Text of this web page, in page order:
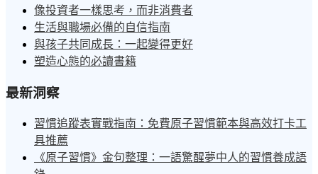
像投資者一樣思考，而非消費者
生活與職場必備的自信指南
與孩子共同成長：一起變得更好
塑造心態的必讀書籍
最新洞察
習慣追蹤表實戰指南：免費原子習慣範本與高效打卡工
具推薦
《原子習慣》金句整理：一語驚醒夢中人的習慣養成語